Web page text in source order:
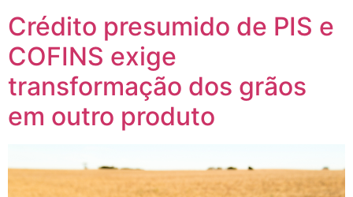
Crédito presumido de PIS e
COFINS exige
transformação dos grãos
em outro produto